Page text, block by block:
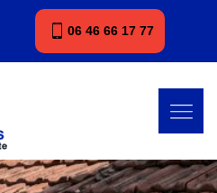
06 46 66 17 77